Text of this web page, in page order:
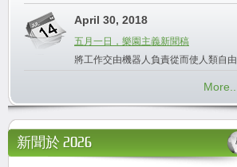
April 30, 2018
五月一日，樂園主義新聞稿
將工作交由機器人負責從而使人類自由
More...
新聞於 2026